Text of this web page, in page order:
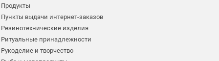
Продукты
Пункты выдачи интернет-заказов
Резинотехнические изделия
Ритуальные принадлежности
Рукоделие и творчество